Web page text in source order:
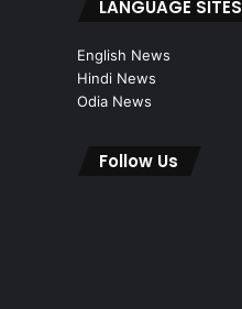
LANGUAGE SITES
English News
Hindi News
Odia News
Follow Us